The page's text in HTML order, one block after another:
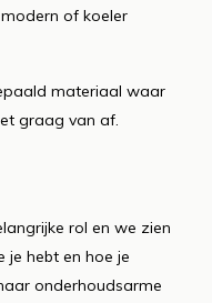
of koeler
materiaal waar
graag van af.
rol en we zien
je hebt en hoe je
onderhoudsarme